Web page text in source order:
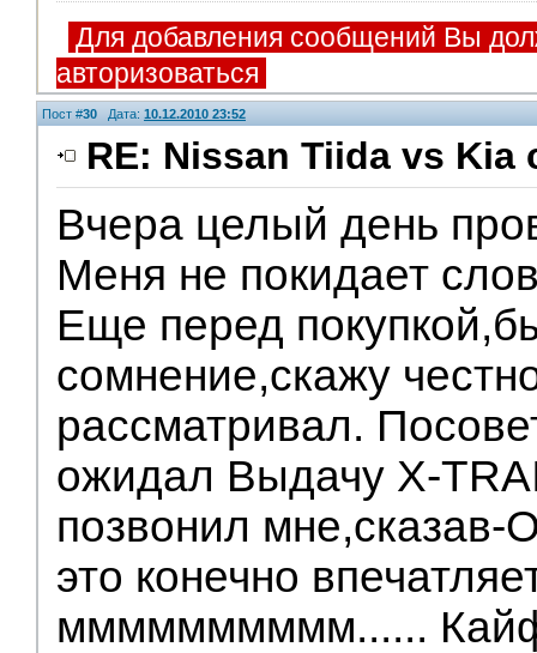
Для добавления сообщений Вы
авторизоваться
Пост #30 Дата: 10.12.2010 23:52
RE: Nissan Tiida vs Kia
Вчера целый день
Меня не покидает
Еще перед
сомнение,скажу
рассматривал.
ожидал Выдачу X-
позвонил
это конечно
мммммммммм......